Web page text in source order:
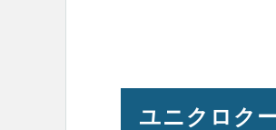
ユニクロク